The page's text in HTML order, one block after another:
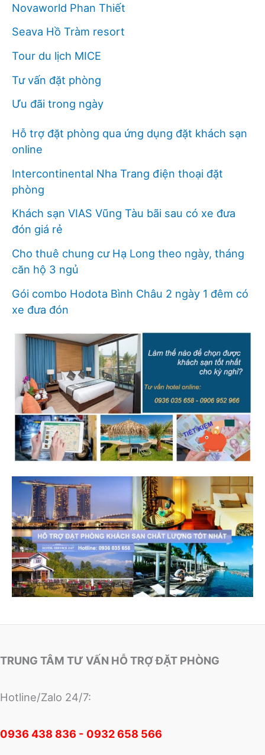
Novaworld Phan Thiết
Seava Hồ Tràm resort
Tour du lịch MICE
Tư vấn đặt phòng
Ưu đãi trong ngày
Hỗ trợ đặt phòng qua ứng dụng đặt khách sạn
online
Intercontinental Nha Trang điện thoại đặt
phòng
Khách sạn VIAS Vũng Tàu bãi sau có xe đưa
đón giá rẻ
Cho thuê chung cư Hạ Long theo ngày, tháng
căn hộ 3 ngủ
Gói combo Hodota Bình Châu 2 ngày 1 đêm có
xe đưa đón
TRUNG TÂM TƯ VẤN HỖ TRỢ ĐẶT PHÒNG
Hotline/Zalo 24/7:
0936 438 836 - 0932 658 566